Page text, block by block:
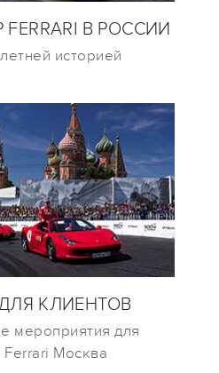
В РОССИИ
историей
КЛИЕНТОВ
мероприятия для
Ferrari Москва